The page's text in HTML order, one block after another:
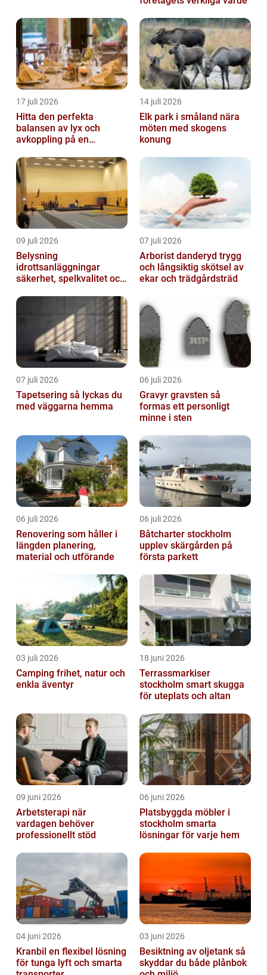
17 juli 2026
Hitta den perfekta
balansen av lyx och
avkoppling på en
Östermalm
14 juli 2026
Elk park i småland nära
möten med skogens
konung
09 juli 2026
Belysning
idrottsanläggningar
säkerhet, spelkvalitet och
07 juli 2026
Arborist danderyd trygg
och långsiktig skötsel av
ekar och trädgårdsträd
07 juli 2026
Tapetsering så lyckas du
med väggarna hemma
06 juli 2026
Gravyr gravsten så
formas ett personligt
minne i sten
06 juli 2026
Renovering som håller i
längden planering,
material och utförande
06 juli 2026
Båtcharter stockholm
upplev skärgården på
första parkett
03 juli 2026
Camping frihet, natur och
enkla äventyr
18 juni 2026
Terrassmarkiser
stockholm smart skugga
för uteplats och altan
09 juni 2026
Arbetsterapi när
vardagen behöver
professionellt stöd
06 juni 2026
Platsbyggda möbler i
stockholm smarta
lösningar för varje hem
04 juni 2026
Kranbil en flexibel lösning
för tunga lyft och smarta
03 juni 2026
Besiktning av oljetank så
skyddar du både plånbok